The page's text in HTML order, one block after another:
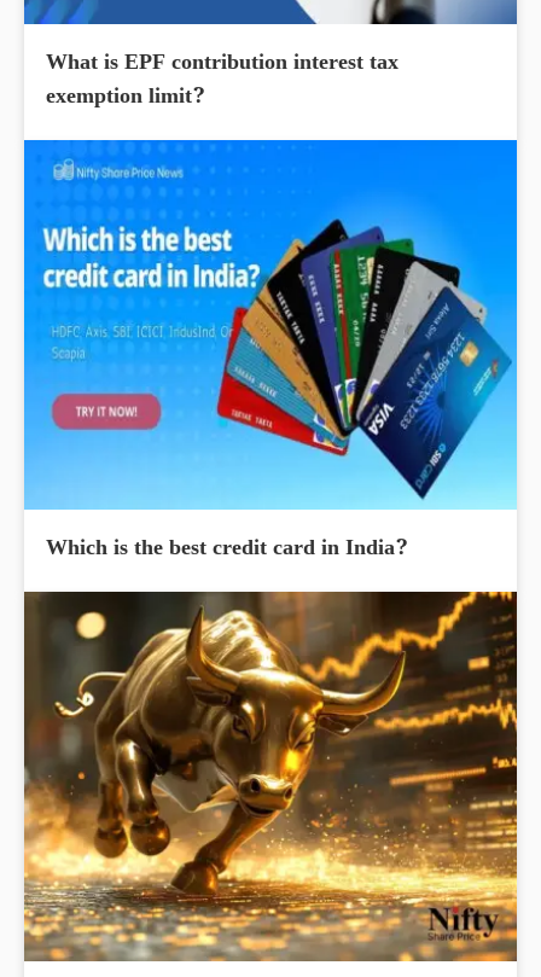
What is EPF contribution interest tax
exemption limit?
Which is the best credit card in India?